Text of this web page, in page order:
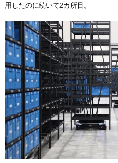
用したのに続いて2カ所目。